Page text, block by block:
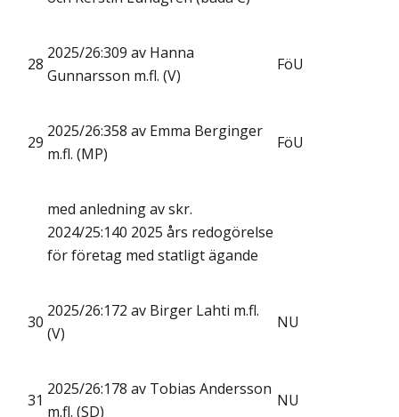
28
2025/26:309 av Hanna
Gunnarsson m.fl. (V)
FöU
29
2025/26:358 av Emma Berginger
m.fl. (MP)
FöU
med anledning av skr.
2024/25:140 2025 års redogörelse
för företag med statligt ägande
30
2025/26:172 av Birger Lahti m.fl.
(V)
NU
31
2025/26:178 av Tobias Andersson
m.fl. (SD)
NU